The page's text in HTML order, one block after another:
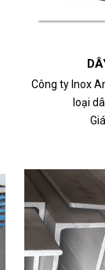
Công ty Inox
loại